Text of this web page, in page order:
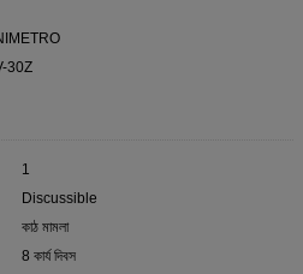
30Z
1
Discussible
কাঠ মামলা
8 কার্য দিবস